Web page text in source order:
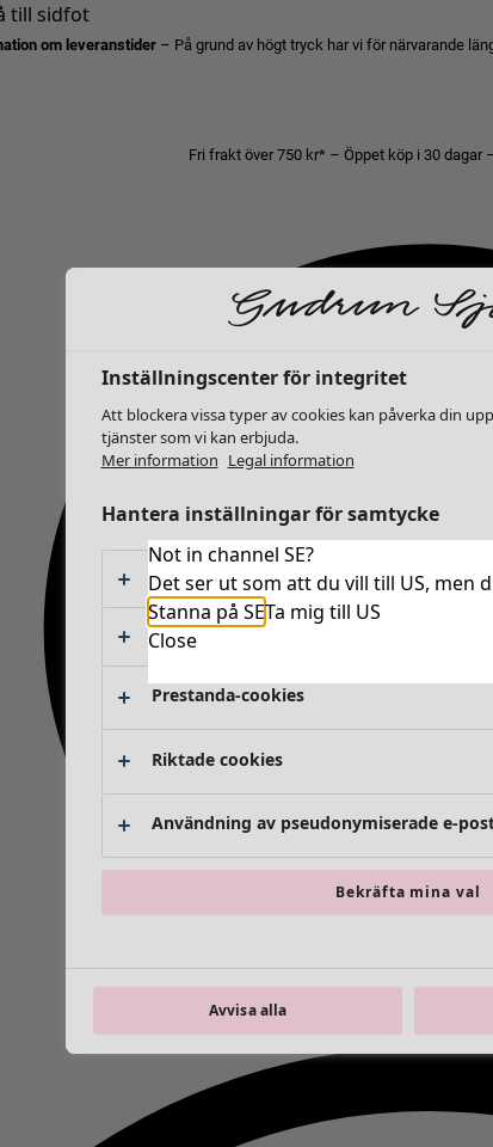
till sidfot
om leveranstider – På grund av högt tryck har vi för närvarande
Fri frakt över 750 kr* – Öppet köp i 30 dagar
Not in channel SE?
Det ser ut som att du vill till US, men
Stanna på SETa mig till US
Close
Inställningscenter för integritet
Att blockera vissa typer av cookies kan påverka din
tjänster som vi kan erbjuda.
Mer information Legal information
Hantera inställningar för samtycke
Absolut nödvändiga cookies
Funktionella cookies
Prestanda-cookies
Riktade cookies
Användning av pseudonymiserade e-
Bekräfta mina val
Avvisa alla